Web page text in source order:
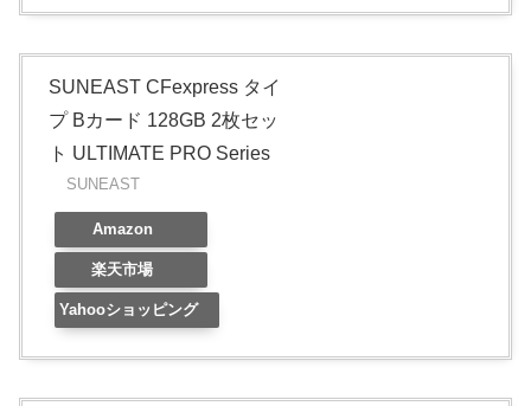
SUNEAST CFexpress タイ
プ Bカード 128GB 2枚セッ
ト ULTIMATE PRO Series
SUNEAST
Amazon
楽天市場
Yahooショッピング